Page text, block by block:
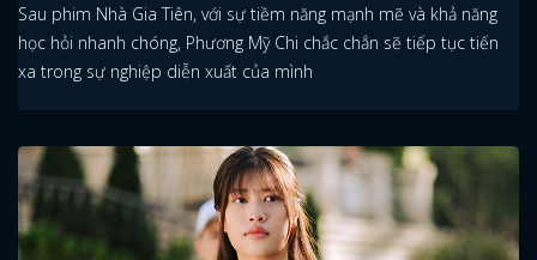
Sau phim Nhà Gia Tiên, với sự tiềm năng mạnh mẽ và khả năng
học hỏi nhanh chóng, Phương Mỹ Chi chắc chắn sẽ tiếp tục tiến
xa trong sự nghiệp diễn xuất của mình